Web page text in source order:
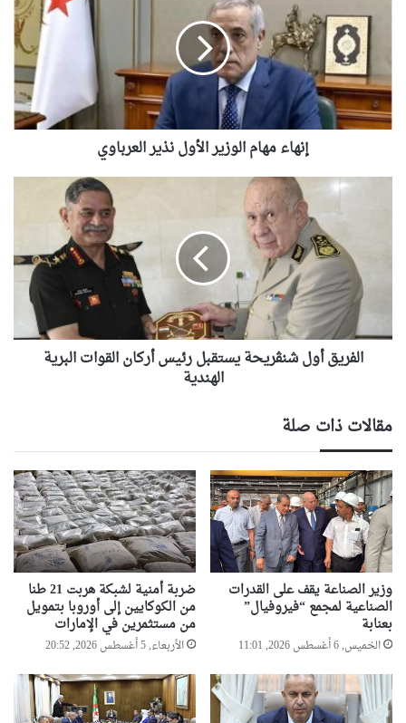
الوزير
الأول
العرباوي
إنهاء مهام الوزير الأول نذير العرباوي
القوات
الهندية
الفريق أول شنڨريحة يستقبل رئيس أركان القوات البرية
الهندية
مقالات ذات صلة
وزير الصناعة يقف على القدرات
الصناعية لمجمع “فيروفيال”
بعنابة
الخميس, 6 أغسطس 2026, 11:01
ضربة أمنية لشبكة هربت 21 طنا
من الكوكايين إلى أوروبا بتمويل
من مستثمرين في الإمارات
الأربعاء, 5 أغسطس 2026, 20:52